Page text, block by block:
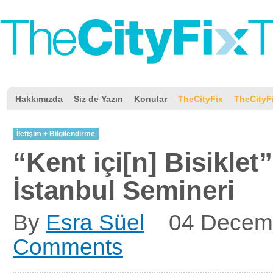
Hakkımızda Siz de Yazın Konular TheCityFix
İletişim + Bilgilendirme
“Kent içi[n]
İstanbul Semineri
By Esra Süel
04
Comments